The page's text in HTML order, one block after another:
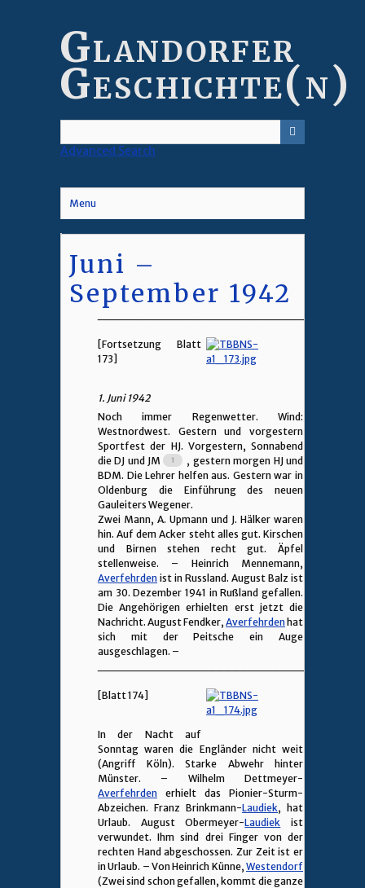
Glandorfer
Geschichte(n)
Advanced Search
Menu
Juni –
September 1942
[Fortsetzung Blatt
173]
1. Juni 1942
Noch immer Regenwetter. Wind:
Westnordwest. Gestern und vorgestern
Sportfest der HJ. Vorgestern, Sonnabend
die DJ und JM
, gestern morgen HJ und
BDM. Die Lehrer helfen aus. Gestern war in
Oldenburg die Einführung des neuen
Gauleiters Wegener.
Zwei Mann, A. Upmann und J. Hälker waren
hin. Auf dem Acker steht alles gut. Kirschen
und Birnen stehen recht gut. Äpfel
stellenweise. – Heinrich Mennemann,
Averfehrden ist in Russland. August Balz ist
am 30. Dezember 1941 in Rußland gefallen.
Die Angehörigen erhielten erst jetzt die
Nachricht. August Fendker, Averfehrden hat
sich mit der Peitsche ein Auge
ausgeschlagen. –
[Blatt 174]
In der Nacht auf
Sonntag waren die Engländer nicht weit
(Angriff Köln). Starke Abwehr hinter
Münster. – Wilhelm Dettmeyer-
Averfehrden erhielt das Pionier-Sturm-
Abzeichen. Franz Brinkmann-Laudiek, hat
Urlaub. August Obermeyer-Laudiek ist
verwundet. Ihm sind drei Finger von der
rechten Hand abgeschossen. Zur Zeit ist er
in Urlaub. – Von Heinrich Künne, Westendorf
(Zwei sind schon gefallen, kommt die ganze